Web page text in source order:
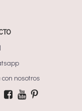
nosotros